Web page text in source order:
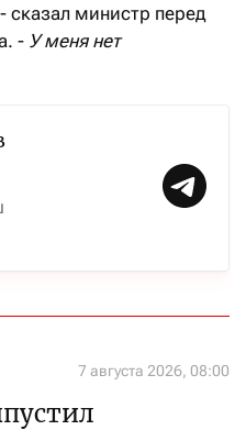
- сказал министр перед
- У меня нет
7 августа 2026, 08:00